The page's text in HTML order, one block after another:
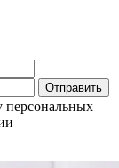
персональных